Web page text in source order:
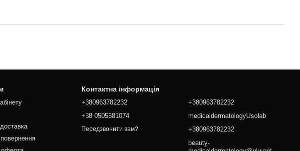
Контактна інформація
+380963782232
+38 0505581074
Передзвонити вам?
+380963782232
medicaldermatologyUsolab
+380963782232
beauty-